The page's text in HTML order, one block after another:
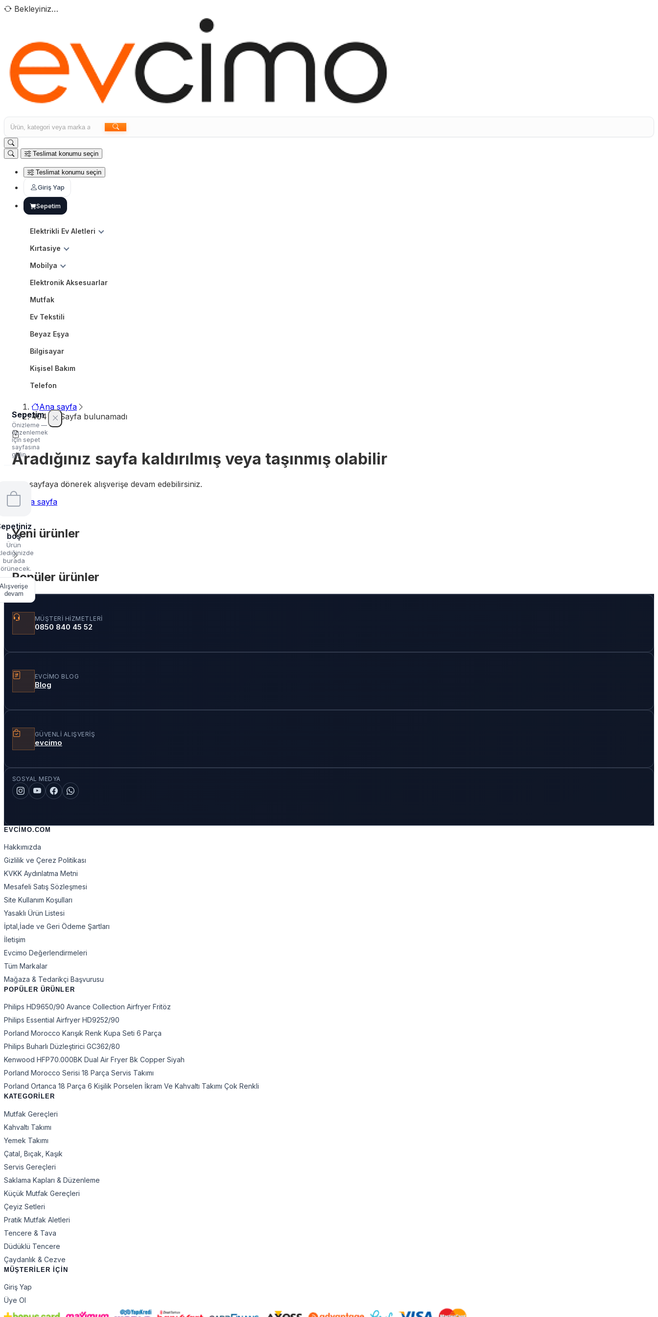
Bekleyiniz…
Teslimat konumu seçin
Teslimat konumu seçin
Giriş Yap
Sepetim
Elektrikli Ev Aletleri
Kırtasiye
Mobilya
Elektronik Aksesuarlar
Mutfak
Ev Tekstili
Beyaz Eşya
Bilgisayar
Kişisel Bakım
Telefon
Sepetim
Önizleme —
düzenlemek
için sepet
sayfasına
gidin
boş
Ürün
burada
Alışverişe
devam
Ana sayfa
404 — Sayfa bulunamadı
Aradığınız sayfa kaldırılmış veya taşınmış olabilir
Ana sayfaya dönerek alışverişe devam edebilirsiniz.
Ana sayfa
Yeni ürünler
Popüler ürünler
MÜŞTERI HIZMETLERI
0850 840 45 52
EVCIMO BLOG
Blog
GÜVENLI ALIŞVERIŞ
evcimo
SOSYAL MEDYA
EVCIMO.COM
Hakkımızda
Gizlilik ve Çerez Politikası
KVKK Aydınlatma Metni
Mesafeli Satış Sözleşmesi
Site Kullanım Koşulları
Yasaklı Ürün Listesi
İptal,İade ve Geri Ödeme Şartları
İletişim
Evcimo Değerlendirmeleri
Tüm Markalar
Mağaza & Tedarikçi Başvurusu
POPÜLER ÜRÜNLER
Philips HD9650/90 Avance Collection Airfryer Fritöz
Philips Essential Airfryer HD9252/90
Porland Morocco Karışık Renk Kupa Seti 6 Parça
Philips Buharlı Düzleştirici GC362/80
Kenwood HFP70.000BK Dual Air Fryer Bk Copper Siyah
Porland Morocco Serisi 18 Parça Servis Takımı
Porland Ortanca 18 Parça 6 Kişilik Porselen İkram Ve Kahvaltı Takımı Çok Renkli
KATEGORİLER
Mutfak Gereçleri
Kahvaltı Takımı
Yemek Takımı
Çatal, Bıçak, Kaşık
Servis Gereçleri
Saklama Kapları & Düzenleme
Küçük Mutfak Gereçleri
Çeyiz Setleri
Pratik Mutfak Aletleri
Tencere & Tava
Düdüklü Tencere
Çaydanlık & Cezve
MÜŞTERİLER İÇİN
Giriş Yap
Üye Ol